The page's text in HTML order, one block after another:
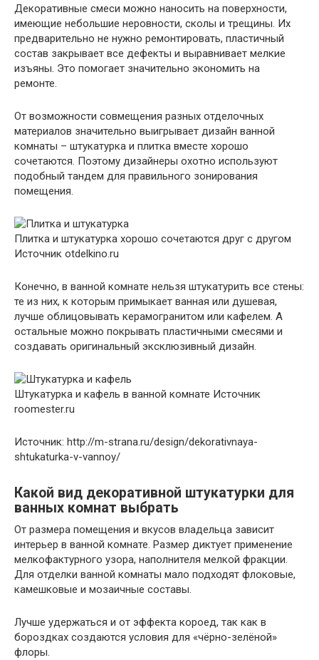
Декоративные смеси можно наносить на поверхности,
имеющие небольшие неровности, сколы и трещины. Их
предварительно не нужно ремонтировать, пластичный
состав закрывает все дефекты и выравнивает мелкие
изъяны. Это помогает значительно экономить на
ремонте.
От возможности совмещения разных отделочных
материалов значительно выигрывает дизайн ванной
комнаты – штукатурка и плитка вместе хорошо
сочетаются. Поэтому дизайнеры охотно используют
подобный тандем для правильного зонирования
помещения.
Плитка и штукатурка хорошо сочетаются друг с другом
Источник otdelkino.ru
Конечно, в ванной комнате нельзя штукатурить все стены:
те из них, к которым примыкает ванная или душевая,
лучше облицовывать керамогранитом или кафелем. А
остальные можно покрывать пластичными смесями и
создавать оригинальный эксклюзивный дизайн.
Штукатурка и кафель в ванной комнате Источник
roomester.ru
Источник: http://m-strana.ru/design/dekorativnaya-
shtukaturka-v-vannoy/
Какой вид декоративной штукатурки для
ванных комнат выбрать
От размера помещения и вкусов владельца зависит
интерьер в ванной комнате. Размер диктует применение
мелкофактурного узора, наполнителя мелкой фракции.
Для отделки ванной комнаты мало подходят флоковые,
камешковые и мозаичные составы.
Лучше удержаться и от эффекта короед, так как в
бороздках создаются условия для «чёрно-зелёной»
флоры.